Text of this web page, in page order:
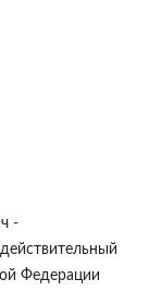
-
Федерации